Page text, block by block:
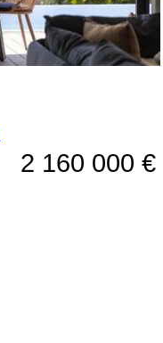
2 160 000 €